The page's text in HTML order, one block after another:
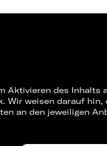
Aktivieren des Inhalts
Wir weisen darauf hin,
an den jeweiligen